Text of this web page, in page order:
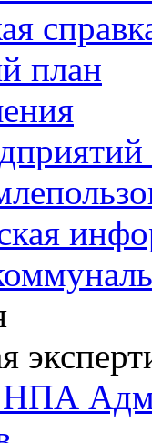
план